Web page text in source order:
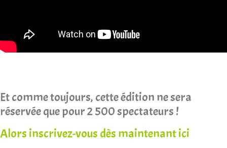
Et comme toujours, cette édition ne sera
réservée que pour 2 500 spectateurs !
Alors inscrivez-vous dès maintenantici